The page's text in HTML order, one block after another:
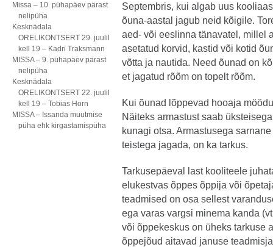
Missa – 10. pühapäev pärast
nelipüha
Kesknädala
ORELIKONTSERT 29. juulil
kell 19 – Kadri Traksmann
MISSA – 9. pühapäev pärast
nelipüha
Kesknädala
ORELIKONTSERT 22. juulil
kell 19 – Tobias Horn
MISSA – Issanda muutmise
püha ehk kirgastamispüha
Septembris, kui algab uus
õuna-aastal jagub neid kõigile.
aed- või eeslinna tänavatel, millel
asetatud korvid, kastid või kotid
võtta ja nautida. Need õunad on
et jagatud rõõm on topelt rõõm.
Kui õunad lõppevad hooaja
Näiteks armastust saab
kunagi otsa. Armastusega
teistega jagada, on ka tarkus.
Tarkusepäeval last kooliteele
elukestvas õppes õppija või
teadmised on osa sellest
ega varas vargsi minema kanda
või õppekeskus on üheks tarkuse
õppejõud aitavad januse